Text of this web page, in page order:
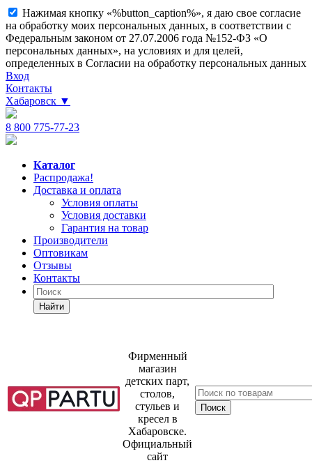
Нажимая кнопку «%button_caption%», я даю свое согласие
на обработку моих персональных данных, в соответствии с
Федеральным законом от 27.07.2006 года №152-ФЗ «О
персональных данных», на условиях и для целей,
определенных в Согласии на обработку персональных данных
Вход
Контакты
Хабаровск ▼
8 800 775-77-23
Каталог
Распродажа!
Доставка и оплата
Условия оплаты
Условия доставки
Гарантия на товар
Производители
Оптовикам
Отзывы
Контакты
Найти
Фирменный
магазин
детских парт,
столов,
стульев и
кресел в
Хабаровске.
Официальный
сайт